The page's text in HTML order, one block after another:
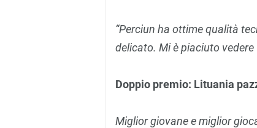
“Perciun ha ottime qualità
delicato. Mi è piaciuto vedere
Doppio premio: Lituania
Miglior giovane e miglior